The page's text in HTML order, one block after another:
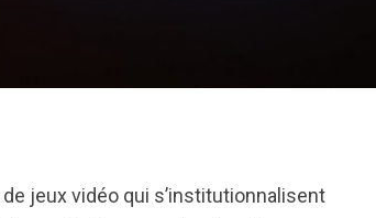
jeux vidéo qui s’institutionnalisent